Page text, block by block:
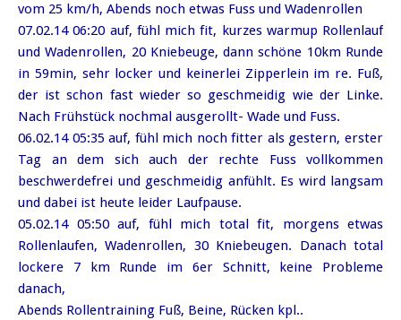
vom 25 km/h, Abends noch etwas Fuss und Wadenrollen
07.02.14 06:20 auf, fühl mich fit, kurzes warmup Rollenlauf
und Wadenrollen, 20 Kniebeuge, dann schöne 10km Runde
in 59min, sehr locker und keinerlei Zipperlein im re. Fuß,
der ist schon fast wieder so geschmeidig wie der Linke.
Nach Frühstück nochmal ausgerollt- Wade und Fuss.
06.02.14 05:35 auf, fühl mich noch fitter als gestern, erster
Tag an dem sich auch der rechte Fuss vollkommen
beschwerdefrei und geschmeidig anfühlt. Es wird langsam
und dabei ist heute leider Laufpause.
05.02.14 05:50 auf, fühl mich total fit, morgens etwas
Rollenlaufen, Wadenrollen, 30 Kniebeugen. Danach total
lockere 7 km Runde im 6er Schnitt, keine Probleme
danach,
Abends Rollentraining Fuß, Beine, Rücken kpl..